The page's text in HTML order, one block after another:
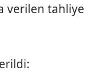
verilen tahliye